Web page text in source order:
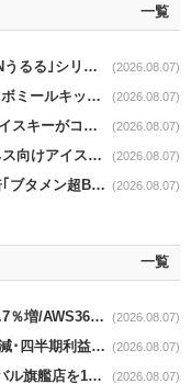
一覧
ニトリnews｜肌ざわりを追求した新寝具｢Nうるる｣シリーズを発売 (2026.08.07)
オイシックスnews｜スノーピークとのコラボミールキット8/13発売 (2026.08.07)
OICグループnews｜グループ酒造会社のウイスキーがコンペティション受賞 (2026.08.07)
青山商事news｜6時間冷たさが持続｢ビジネス向けアイスベスト｣発売 (2026.08.07)
セブンｰイレブンnews｜ブタメンの麺約4倍｢ブタメン超BIG｣8/11から限定発売 (2026.08.07)
一覧
Amazon news｜1Q営業収益2006億ドル13.7％増/AWS36.8％％増が貢献 (2026.08.07)
ニトリnews｜第1Q売上収益2263億円2.3%減･四半期利益1.4％減 (2026.08.07)
ユニクロnews｜京都･河原町通りにグローバル旗艦店を11/6開設 (2026.08.07)